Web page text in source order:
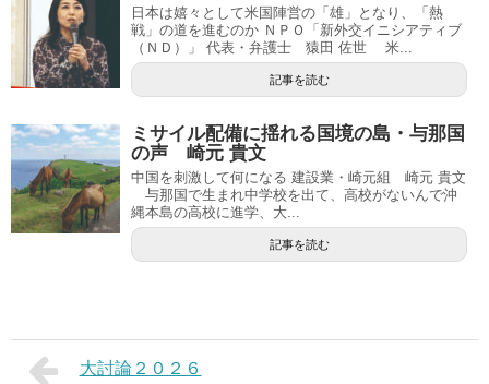
日本は嬉々として米国陣営の「雄」となり、「熱
戦」の道を進むのか ＮＰＯ「新外交イニシアティブ
（ＮＤ）」 代表・弁護士 猿田 佐世 米...
記事を読む
ミサイル配備に揺れる国境の島・与那国
の声 崎元 貴文
中国を刺激して何になる 建設業・崎元組 崎元 貴文
与那国で生まれ中学校を出て、高校がないんで沖
縄本島の高校に進学、大...
記事を読む
大討論２０２６